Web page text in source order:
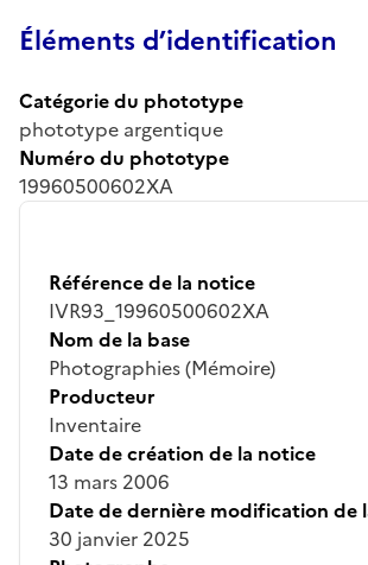
Éléments d’identification
Catégorie du phototype
phototype argentique
Numéro du phototype
19960500602XA
Référence de la notice
IVR93_19960500602XA
Nom de la base
Photographies (Mémoire)
Producteur
Inventaire
Date de création de la notice
13 mars 2006
Date de dernière modification de
30 janvier 2025